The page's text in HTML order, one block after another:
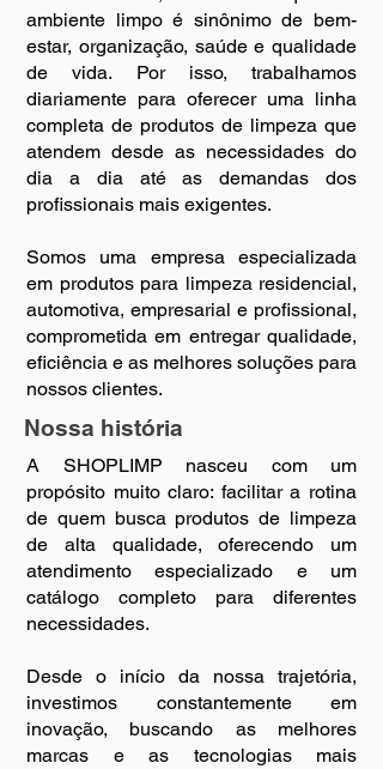
ambiente limpo é sinônimo de bem-
estar, organização, saúde e qualidade
de vida. Por isso, trabalhamos
diariamente para oferecer uma linha
completa de produtos de limpeza que
atendem desde as necessidades do
dia a dia até as demandas dos
profissionais mais exigentes.
Somos uma empresa especializada
em produtos para limpeza residencial,
automotiva, empresarial e profissional,
comprometida em entregar qualidade,
eficiência e as melhores soluções para
nossos clientes.
Nossa história
A SHOPLIMP nasceu com um
propósito muito claro: facilitar a rotina
de quem busca produtos de limpeza
de alta qualidade, oferecendo um
atendimento especializado e um
catálogo completo para diferentes
necessidades.
Desde o início da nossa trajetória,
investimos constantemente em
inovação, buscando as melhores
marcas e as tecnologias mais